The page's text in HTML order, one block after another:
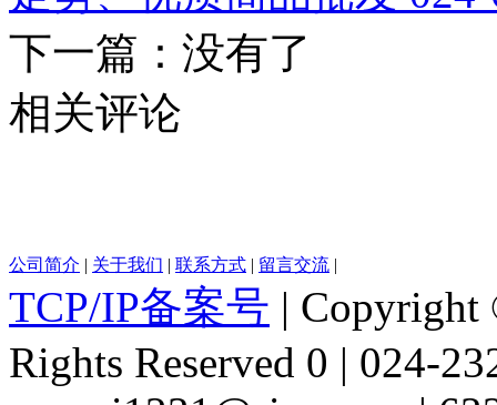
下一篇：没有了
相关评论
公司简介 | 关于我们 | 联系方式 | 留言交流 |
TCP/IP备案号 | Copyright
Rights Reserved 0 | 024-